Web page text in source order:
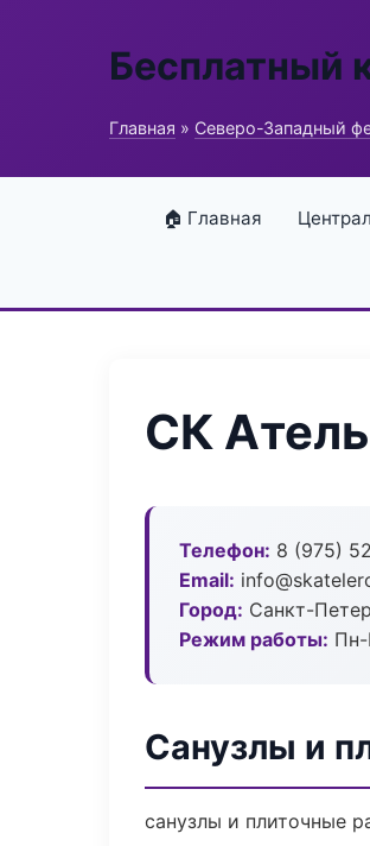
Бесплатный
Главная » Северо-Западный
🏠 Главная
СК
Телефон: 8 (975)
Email:
Город: Санкт-
Режим работы: Пн-
Санузлы и
санузлы и плиточные